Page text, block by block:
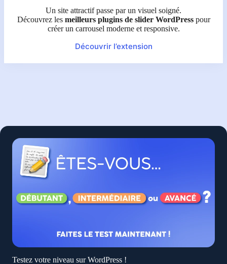
Un site attractif passe par un visuel soigné.
Découvrez les meilleurs plugins de slider WordPresspour
créer un carrousel moderne et responsive.
Découvrir l’extension
Testez votre niveau sur WordPress !